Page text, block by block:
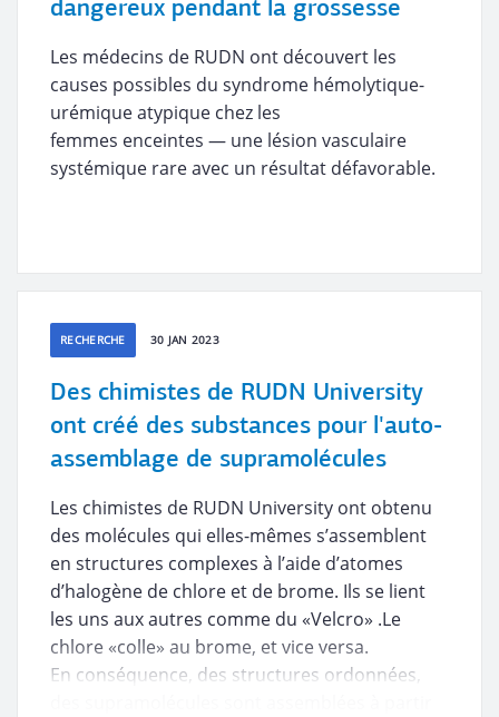
dangereux pendant la grossesse
Les médecins de RUDN ont découvert les
causes possibles du syndrome hémolytique-
urémique atypique chez les
femmes enceintes — une lésion vasculaire
systémique rare avec un résultat défavorable.
RECHERCHE 30 JAN 2023
Des chimistes de RUDN University
ont créé des substances pour l'auto-
assemblage de supramolécules
Les chimistes de RUDN University ont obtenu
des molécules qui elles-mêmes s’assemblent
en structures complexes à l’aide d’atomes
d’halogène de chlore et de brome. Ils se lient
les uns aux autres comme du «Velcro» .Le
chlore «colle» au brome, et vice versa.
En conséquence, des structures ordonnées,